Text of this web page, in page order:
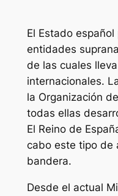
El Estado
entidades
de las cuales
internacionales.
la Organización
todas ellas
El Reino de
cabo este tipo de
bandera.
Desde el actual